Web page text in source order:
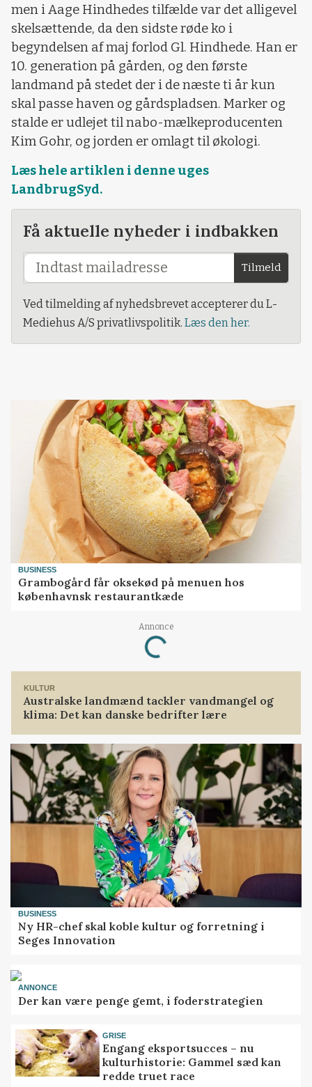
men i Aage Hindhedes tilfælde var det alligevel
skelsættende, da den sidste røde ko i
begyndelsen af maj forlod Gl. Hindhede. Han er
10. generation på gården, og den første
landmand på stedet der i de næste ti år kun
skal passe haven og gårdspladsen. Marker og
stalde er udlejet til nabo-mælkeproducenten
Kim Gohr, og jorden er omlagt til økologi.
Læs hele artiklen i denne uges
LandbrugSyd.
Få aktuelle nyheder i indbakken
Tilmeld
Ved tilmelding af nyhedsbrevet accepterer du L-
Mediehus A/S privatlivspolitik. Læs den her.
BUSINESS
Grambogård får oksekød på menuen hos
københavnsk restaurantkæde
Annonce
Loading...
KULTUR
Australske landmænd tackler vandmangel og
klima: Det kan danske bedrifter lære
BUSINESS
Ny HR-chef skal koble kultur og forretning i
Seges Innovation
ANNONCE
Der kan være penge gemt, i foderstrategien
GRISE
Engang eksportsucces – nu
kulturhistorie: Gammel sæd kan
redde truet race